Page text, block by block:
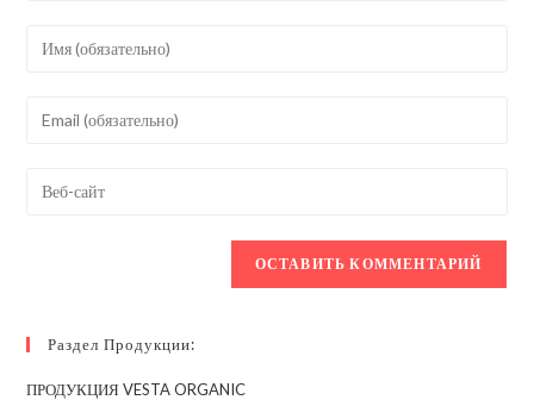
Введите
или
пользователя,
Введите
адрес,
Введите
Раздел Продукции:
ПРОДУКЦИЯ VESTA ORGANIC